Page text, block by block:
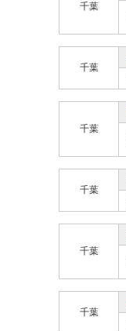
千葉
千葉
千葉
千葉
千葉
千葉